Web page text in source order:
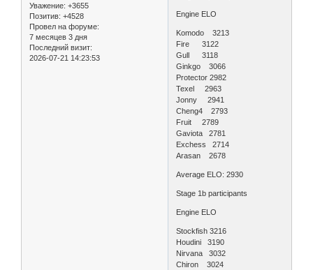
Уважение: +3655
Позитив: +4528
Провел на форуме:
7 месяцев 3 дня
Последний визит:
2026-07-21 14:23:53
Engine ELO
Komodo 3213
Fire 3122
Gull 3118
Ginkgo 3066
Protector 2982
Texel 2963
Jonny 2941
Cheng4 2793
Fruit 2789
Gaviota 2781
Exchess 2714
Arasan 2678
Average ELO: 2930
Stage 1b participants
Engine ELO
Stockfish 3216
Houdini 3190
Nirvana 3032
Chiron 3024